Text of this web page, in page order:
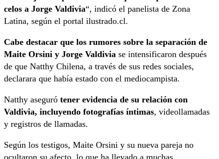
celos a Jorge Valdivia“, indicó el panelista de Zona
Latina, según el portal ilustrado.cl.
Cabe destacar que los rumores sobre la separación de
Maite Orsini y Jorge Valdivia se intensificaron después
de que Natthy Chilena, a través de sus redes sociales,
declarara que había estado con el mediocampista.
Natthy aseguró tener evidencia de su relación con
Valdivia, incluyendo fotografías íntimas, videollamadas
y registros de llamadas.
Según los testigos, Maite Orsini y su nueva pareja no
ocultaron su afecto, lo que ha llevado a muchas